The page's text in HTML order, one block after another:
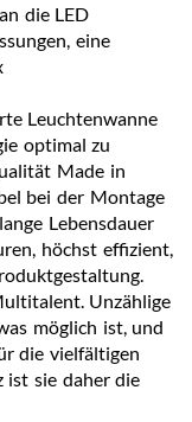
die LED
eine
Leuchtenwanne
optimal zu
Made in
bei der Montage
Lebensdauer
höchst effizient,
Unzählige
möglich ist, und
die vielfältigen
ist sie daher die